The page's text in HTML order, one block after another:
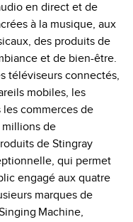
en direct et de
à la musique, aux
des produits de
et de bien-être.
téléviseurs connectés,
mobiles, les
commerces de
de
de Stingray
qui permet
engagé aux quatre
marques de
Machine,